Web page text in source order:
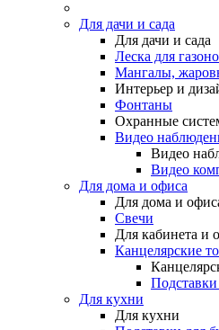
Для дачи и сада
Для дачи и сада
Леска для
Мангалы,
Интерьер и
Фонтаны
Охранные
Видео
Видео
Видео
Для дома и офиса
Для дома и
Свечи
Для кабинета и
Канцелярские
Для кухни
Для кухни